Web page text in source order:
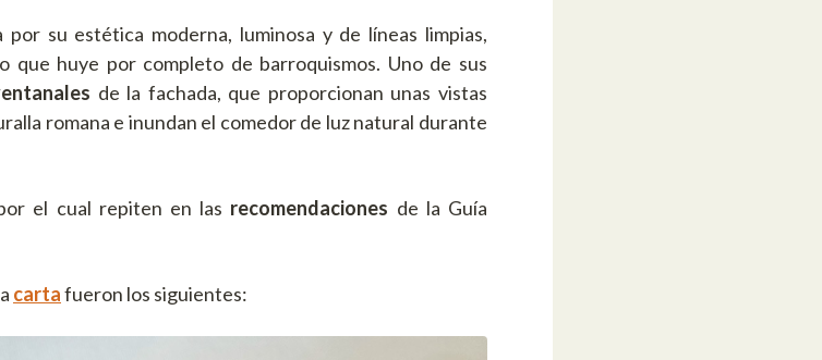
por su estética moderna, luminosa y de líneas limpias,
que huye por completo de barroquismos. Uno de sus
de la fachada, que proporcionan unas vistas
romana e inundan el comedor de luz natural durante
el cual repiten en las recomendaciones de la Guía
cartafueron los siguientes: